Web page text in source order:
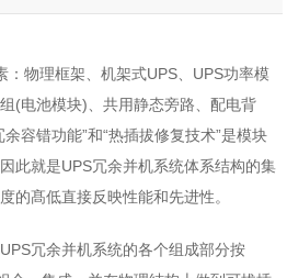
：物理框架、机架式UPS、UPS功率模
(电池模块)、共用静态旁路、配电背
容错功能”和“热插拔修复技术”是模块
此就是UPS冗余并机系统体系结构的集
的髙低直接反映性能和先进性。
冗余并机系统的各个组成部分按